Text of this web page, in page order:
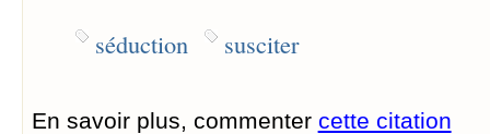
séduction susciter
En savoir plus, commenter cette citation